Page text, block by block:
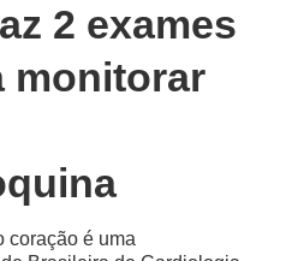
2 exames
monitorar
coração é uma